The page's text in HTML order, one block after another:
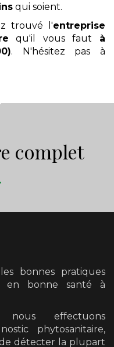
qui soient.
trouvé l'entreprise
qu'il vous faut à
. N'hésitez pas à
complet
bonnes pratiques
en bonne santé à
effectuons
phytosanitaire,
détecter la plupart